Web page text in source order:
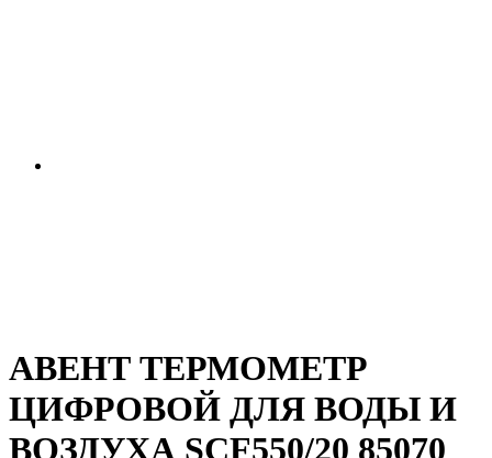
АВЕНТ ТЕРМОМЕТР
ЦИФРОВОЙ ДЛЯ ВОДЫ И
ВОЗДУХА SCF550/20 85070